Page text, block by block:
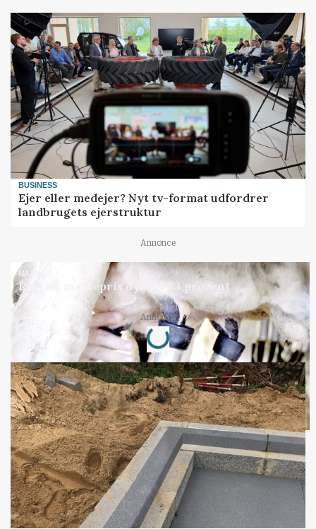
BUSINESS
Ejer eller medejer? Nyt tv-format udfordrer
landbrugets ejerstruktur
Annonce
MARKED
Russisk mælkepris dykker 23 procent
Annonce
Loading...